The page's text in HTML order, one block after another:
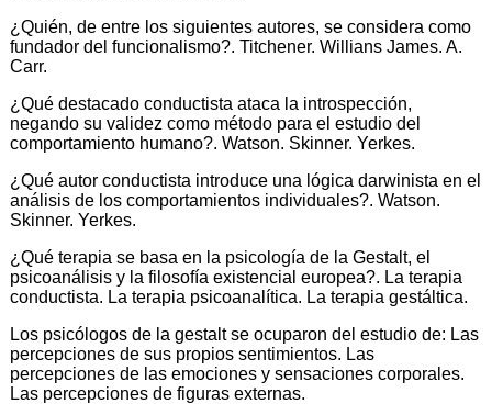
¿Quién, de entre los siguientes autores, se considera como
fundador del funcionalismo?. Titchener. Willians James. A.
Carr.
¿Qué destacado conductista ataca la introspección,
negando su validez como método para el estudio del
comportamiento humano?. Watson. Skinner. Yerkes.
¿Qué autor conductista introduce una lógica darwinista en el
análisis de los comportamientos individuales?. Watson.
Skinner. Yerkes.
¿Qué terapia se basa en la psicología de la Gestalt, el
psicoanálisis y la filosofía existencial europea?. La terapia
conductista. La terapia psicoanalítica. La terapia gestáltica.
Los psicólogos de la gestalt se ocuparon del estudio de: Las
percepciones de sus propios sentimientos. Las
percepciones de las emociones y sensaciones corporales.
Las percepciones de figuras externas.